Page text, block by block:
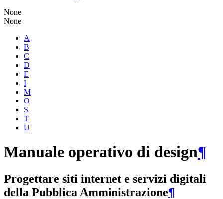
None
None
A
B
C
D
E
I
M
O
S
T
U
Manuale operativo di design¶
Progettare siti internet e servizi digitali
della Pubblica Amministrazione¶